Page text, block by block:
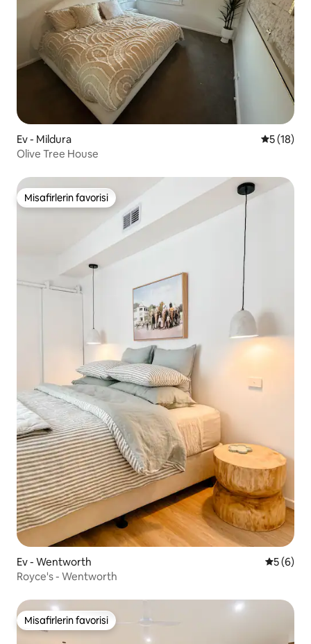
Ev - Mildura 55 (18)
Olive Tree House
Misafirlerin favorisi
Misafirlerin favorisi
Ev - Wentworth 55 (6)
Royce's - Wentworth
Misafirlerin favorisi
Misafirlerin favorisi